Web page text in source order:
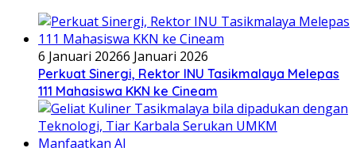
6 Januari 20266 Januari 2026
Perkuat Sinergi, Rektor INU Tasikmalaya Melepas
111 Mahasiswa KKN ke Cineam